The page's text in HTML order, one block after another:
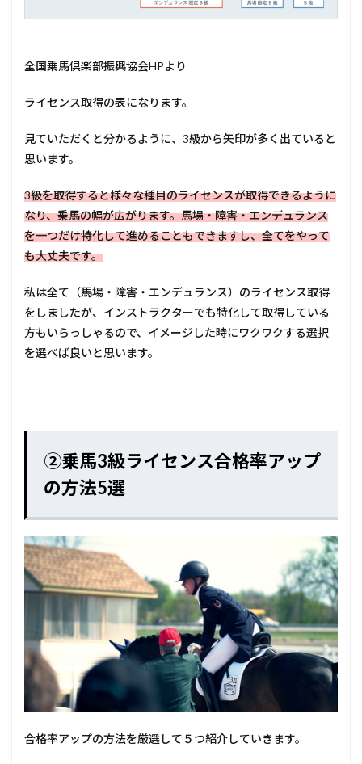
全国乗馬倶楽部振興協会HPより
ライセンス取得の表になります。
見ていただくと分かるように、3級から矢印が多く出ていると
思います。
3級を取得すると様々な種目のライセンスが取得できるように
なり、乗馬の幅が広がります。馬場・障害・エンデュランス
を一つだけ特化して進めることもできますし、全てをやって
も大丈夫です。
私は全て（馬場・障害・エンデュランス）のライセンス取得
をしましたが、インストラクターでも特化して取得している
方もいらっしゃるので、イメージした時にワクワクする選択
を選べば良いと思います。
②乗馬3級ライセンス合格率アップ
の方法5選
合格率アップの方法を厳選して５つ紹介していきます。